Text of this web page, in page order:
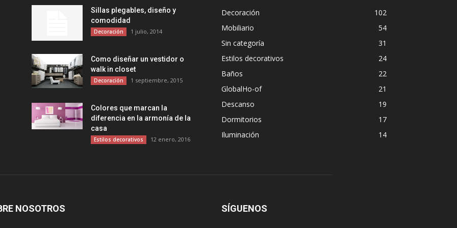
Sillas plegables, diseño y
comodidad
Decoración 1 julio, 2014
Como diseñar un vestidor o
walk in closet
Decoración 1 septiembre, 2015
Colores que marcan la
diferencia en la armonía de la
casa
Estilos decorativos 12 enero, 2016
Decoración
102
Mobiliario
54
Sin categoría
31
Estilos decorativos
24
Baños
22
GlobalHo-of
21
Descanso
19
Dormitorios
17
Iluminación
14
NOSOTROS SÍGUENOS